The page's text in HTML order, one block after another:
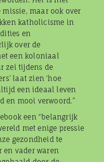
maar ook over
katholicisme in
en
over de
een koloniaal
zei tijdens de
laat zien ‘hoe
een ideaal leven
en mooi verwoord.”
een “belangrijk
met enige pressie
gezondheid te
en vader waren